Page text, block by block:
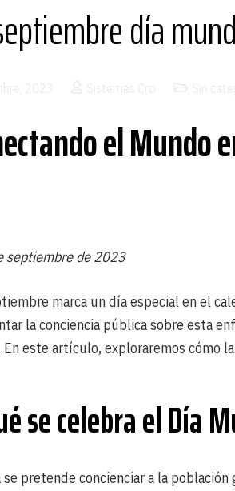
día
el Mundo
septiembre de 2023
marca un día especial en el
la conciencia pública sobre esta
este artículo, exploraremos cómo
se celebra el Día
se pretende concienciar a la